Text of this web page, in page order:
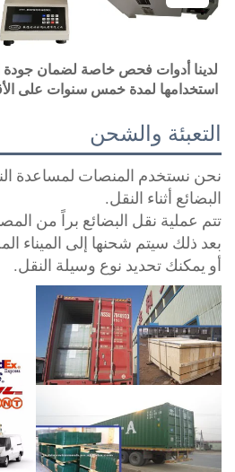
لمدة خمس سنوات على الأقل!
والشحن
نستخدم المنصات لمساعدة
أثناء النقل.
عملية نقل البضائع براً من المصنع
ذلك سيتم شحنها إلى الميناء
يمكنك تحديد نوع وسيلة النقل.